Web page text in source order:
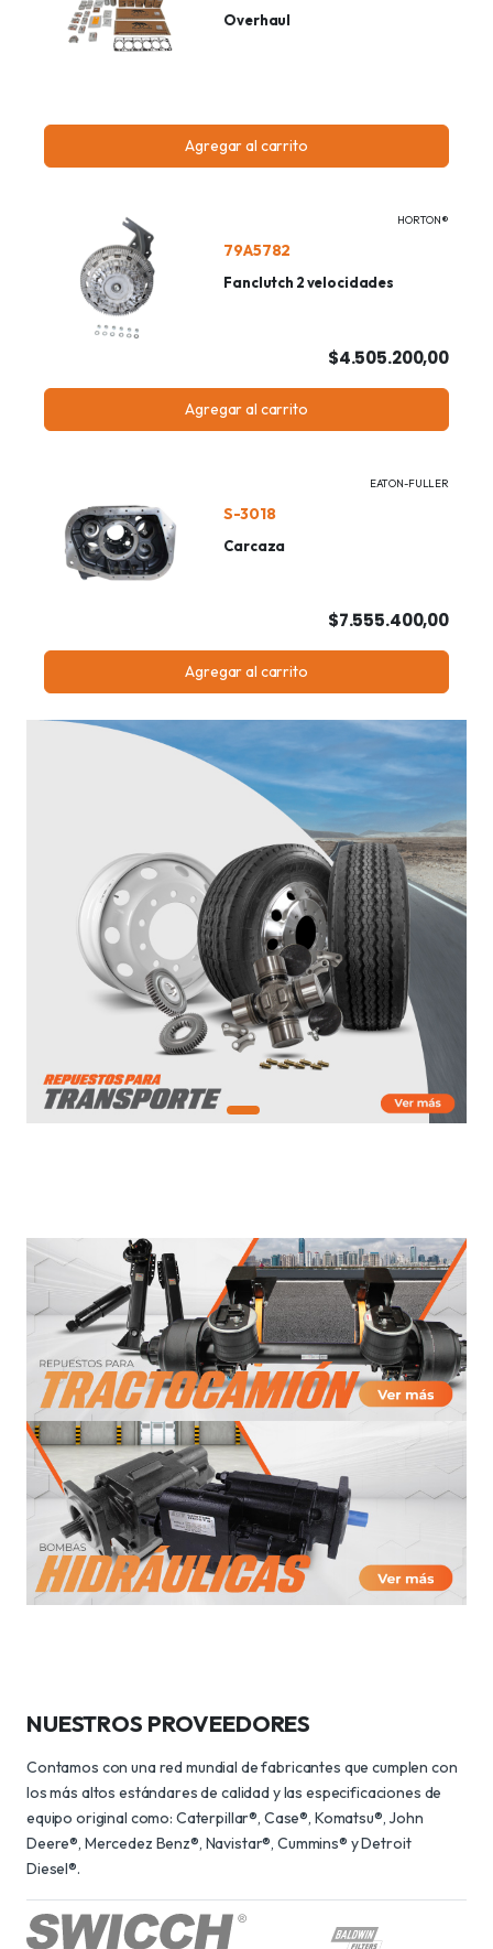
Overhaul
Agregar al carrito
HORTON®
79A5782
Fanclutch 2 velocidades
$4.505.200,00
Agregar al carrito
EATON-FULLER
S-3018
Carcaza
$7.555.400,00
Agregar al carrito
NUESTROS PROVEEDORES
Contamos con una red mundial de fabricantes que cumplen con
los más altos estándares de calidad y las especificaciones de
equipo original como: Caterpillar®, Case®, Komatsu®, John
Deere®, Mercedez Benz®, Navistar®, Cummins® y Detroit
Diesel®.